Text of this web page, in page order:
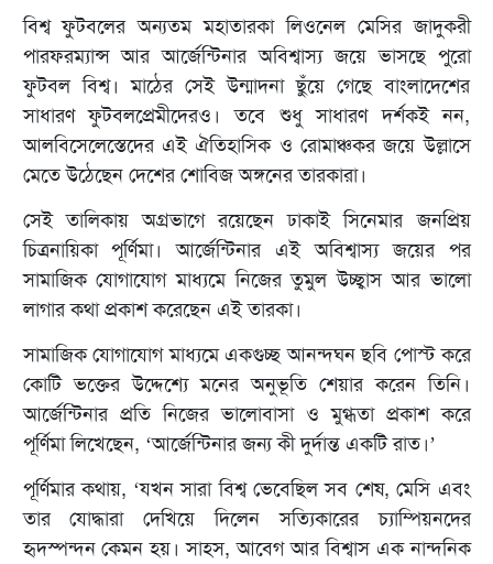
বিশ্ব ফুটবলের অন্যতম মহাতারকা লিওনেল মেসির জাদুকরী
পারফরম্যান্স আর আর্জেন্টিনার অবিশ্বাস্য জয়ে ভাসছে পুরো
ফুটবল বিশ্ব। মাঠের সেই উন্মাদনা ছুঁয়ে গেছে বাংলাদেশের
সাধারণ ফুটবলপ্রেমীদেরও। তবে শুধু সাধারণ দর্শকই নন,
আলবিসেলেস্তেদের এই ঐতিহাসিক ও রোমাঞ্চকর জয়ে উল্লাসে
মেতে উঠেছেন দেশের শোবিজ অঙ্গনের তারকারা।
সেই তালিকায় অগ্রভাগে রয়েছেন ঢাকাই সিনেমার জনপ্রিয়
চিত্রনায়িকা পূর্ণিমা। আর্জেন্টিনার এই অবিশ্বাস্য জয়ের পর
সামাজিক যোগাযোগ মাধ্যমে নিজের তুমুল উচ্ছ্বাস আর ভালো
লাগার কথা প্রকাশ করেছেন এই তারকা।
সামাজিক যোগাযোগ মাধ্যমে একগুচ্ছ আনন্দঘন ছবি পোস্ট করে
কোটি ভক্তের উদ্দেশ্যে মনের অনুভূতি শেয়ার করেন তিনি।
আর্জেন্টিনার প্রতি নিজের ভালোবাসা ও মুগ্ধতা প্রকাশ করে
পূর্ণিমা লিখেছেন, ‘আর্জেন্টিনার জন্য কী দুর্দান্ত একটি রাত।’
পূর্ণিমার কথায়, ‘যখন সারা বিশ্ব ভেবেছিল সব শেষ, মেসি এবং
তার যোদ্ধারা দেখিয়ে দিলেন সত্যিকারের চ্যাম্পিয়নদের
হৃদস্পন্দন কেমন হয়। সাহস, আবেগ আর বিশ্বাস এক নান্দনিক